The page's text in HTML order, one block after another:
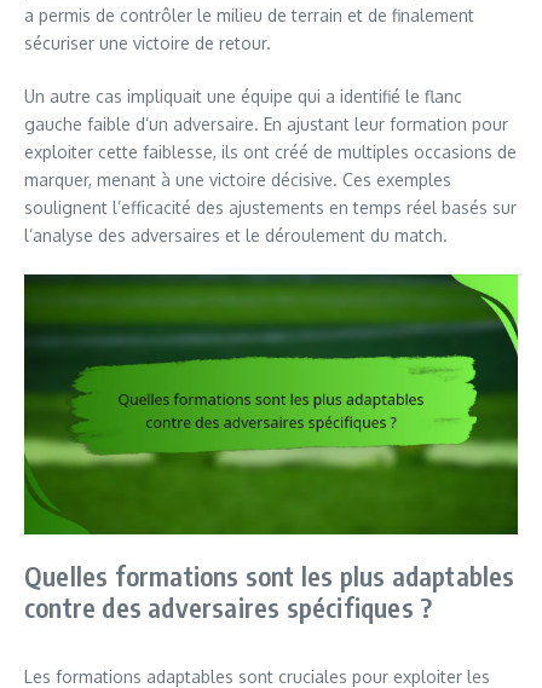
a permis de contrôler le milieu de terrain et de finalement
sécuriser une victoire de retour.
Un autre cas impliquait une équipe qui a identifié le flanc
gauche faible d’un adversaire. En ajustant leur formation pour
exploiter cette faiblesse, ils ont créé de multiples occasions de
marquer, menant à une victoire décisive. Ces exemples
soulignent l’efficacité des ajustements en temps réel basés sur
l’analyse des adversaires et le déroulement du match.
Quelles formations sont les plus adaptables
contre des adversaires spécifiques ?
Les formations adaptables sont cruciales pour exploiter les